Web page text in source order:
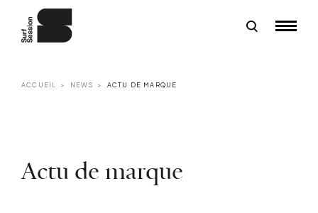
ACCUEIL NEWS ACTU DE MARQUE
Actu de marque